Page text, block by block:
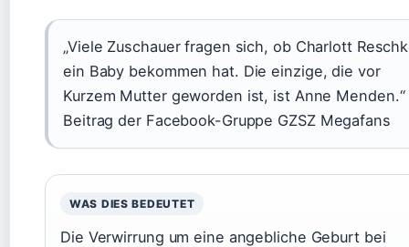
„Viele Zuschauer fragen sich, ob Charlott
ein Baby bekommen hat. Die einzige, die vor
Kurzem Mutter geworden ist, ist Anne Menden.“
Beitrag der Facebook-Gruppe GZSZ Megafans
WAS DIES BEDEUTET
Die Verwirrung um eine angebliche Geburt bei